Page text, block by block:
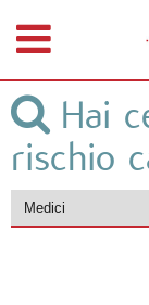
Hai
rischio